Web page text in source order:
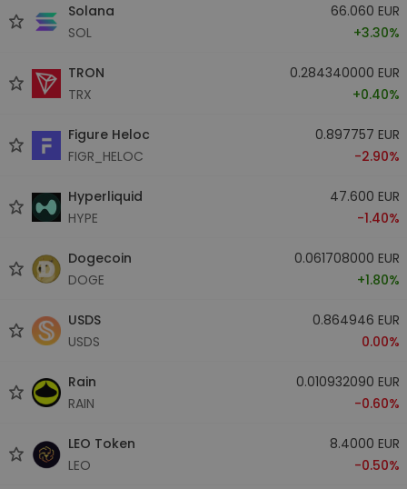
Solana
SOL
66.060 EUR
+3.30%
TRON
TRX
0.284340000 EUR
+0.40%
Figure Heloc
FIGR_HELOC
0.897757 EUR
-2.90%
Hyperliquid
HYPE
47.600 EUR
-1.40%
Dogecoin
DOGE
0.061708000 EUR
+1.80%
USDS
USDS
0.864946 EUR
0.00%
Rain
RAIN
0.010932090 EUR
-0.60%
LEO Token
LEO
8.4000 EUR
-0.50%